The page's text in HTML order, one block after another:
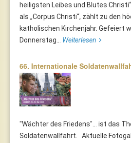
heiligsten Leibes und Blutes
als „Corpus Christi“, zählt zu den
katholischen Kirchenjahr. Gefeiert
Donnerstag... Weiterlesen
66. Internationale
"Wächter des Friedens"... ist das
Soldatenwallfahrt. Aktuelle